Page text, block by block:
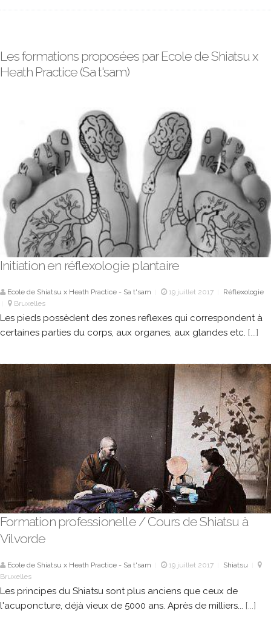
Les formations proposées par Ecole de Shiatsu x
Heath Practice (Sa t'sam)
Initiation en réflexologie plantaire
Ecole de Shiatsu x Heath Practice - Sa t'sam 19 juillet 2017 Réflexologie
Bruxelles
Les pieds possèdent des zones reflexes qui correspondent à
certaines parties du corps, aux organes, aux glandes etc. [...]
Formation professionelle / Cours de Shiatsu à
Vilvorde
Ecole de Shiatsu x Heath Practice - Sa t'sam 19 juillet 2017 Shiatsu
Bruxelles
Les principes du Shiatsu sont plus anciens que ceux de
l'acuponcture, déjà vieux de 5000 ans. Après de milliers... [...]